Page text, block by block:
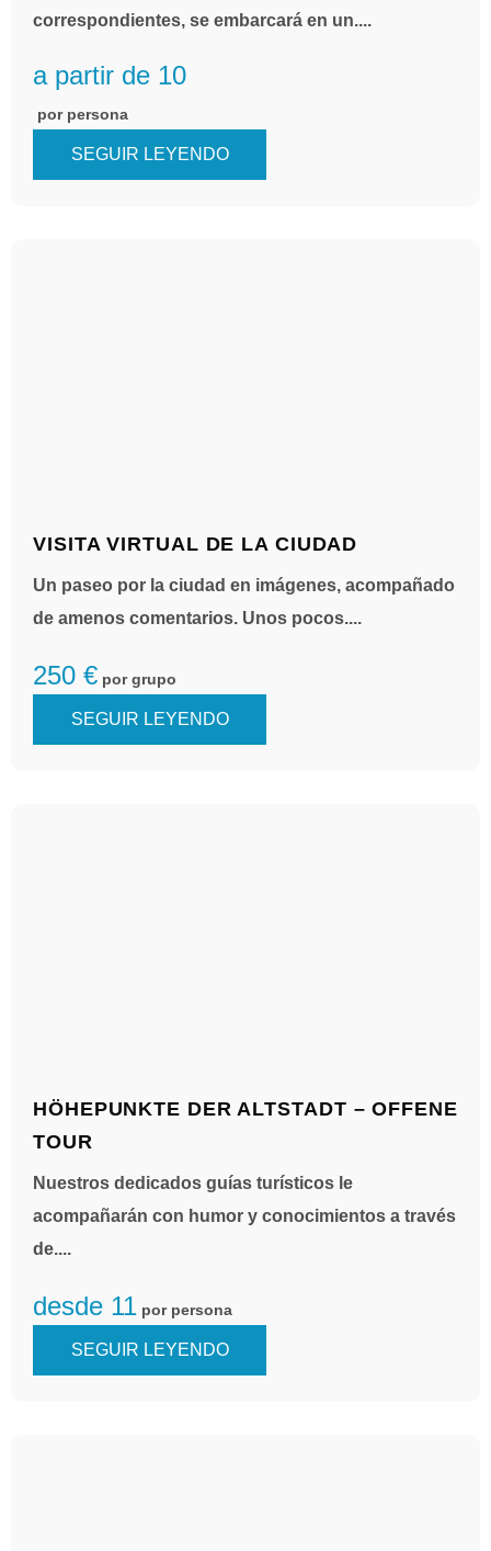
correspondientes, se embarcará en un....
a partir de 10
por persona
SEGUIR LEYENDO
VISITA VIRTUAL DE LA CIUDAD
Un paseo por la ciudad en imágenes, acompañado
de amenos comentarios. Unos pocos....
250 € por grupo
SEGUIR LEYENDO
HÖHEPUNKTE DER ALTSTADT – OFFENE
TOUR
Nuestros dedicados guías turísticos le
acompañarán con humor y conocimientos a través
de....
desde 11 por persona
SEGUIR LEYENDO